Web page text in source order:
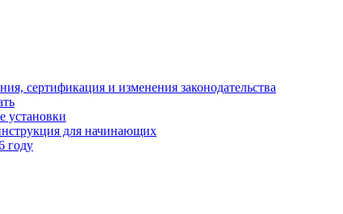
сертификация и изменения законодательства
установки
для начинающих
году